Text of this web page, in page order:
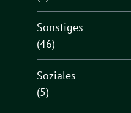
Sonstiges
(46)
Soziales
(5)